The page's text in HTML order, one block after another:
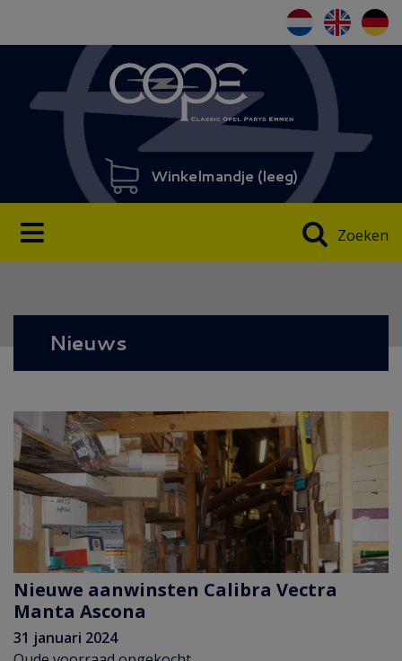
Winkelmandje (leeg)
Zoeken
Nieuws
Nieuwe aanwinsten Calibra Vectra
Manta Ascona
31 januari 2024